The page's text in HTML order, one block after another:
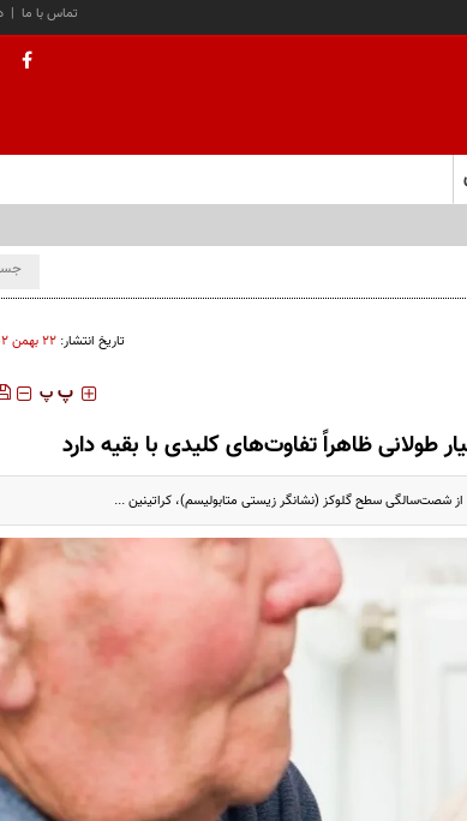
| تماس با ما
تاریخ انتشار: ۲۲ بهمن ۱۴۰۲ - ۲۱:۵۶
‍‍‍ پ پ
طولانی ظاهراً تفاوت‌های کلیدی با بقیه دارد
شصت‌سالگی سطح گلوکز (نشانگر زیستی متابولیسم)، کراتینین ...